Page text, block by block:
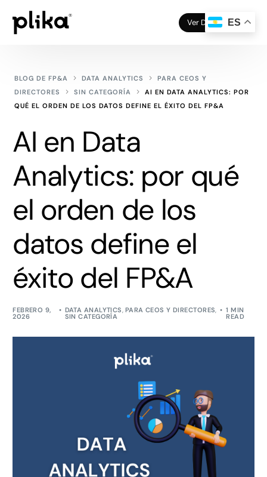
Ver Demo
BLOG DE FP&A DATA ANALYTICS
PARA CEOS Y
DIRECTORES
SIN CATEGORÍA
AI EN DATA ANALYTICS: POR
QUÉ EL ORDEN DE LOS DATOS DEFINE EL ÉXITO DEL FP&A
AI en Data
Analytics: por qué
el orden de los
datos define el
éxito del FP&A
FEBRERO 9,
2026
DATA ANALYTICS, PARA CEOS Y DIRECTORES,
SIN CATEGORÍA
1 MIN
READ
ES